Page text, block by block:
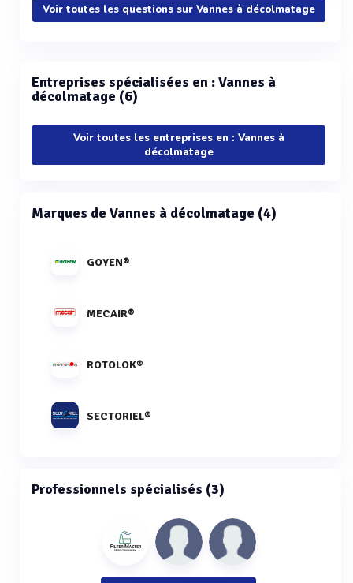
Voir toutes les questions sur Vannes à décolmatage
Entreprises spécialisées en : Vannes à
décolmatage (6)
Voir toutes les entreprises en : Vannes à
décolmatage
Marques de Vannes à décolmatage (4)
GOYEN®
MECAIR®
ROTOLOK®
SECTORIEL®
Professionnels spécialisés (3)